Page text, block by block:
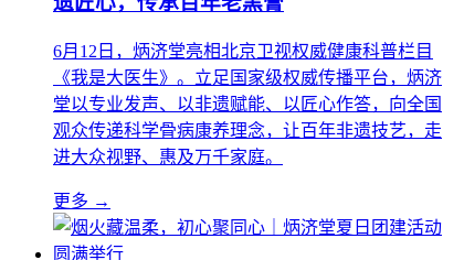
6月12日，炳济堂亮相北京卫视权威健康科普栏目
《我是大医生》。立足国家级权威传播平台，炳济
堂以专业发声、以非遗赋能、以匠心作答，向全国
观众传递科学骨病康养理念，让百年非遗技艺，走
进大众视野、惠及万千家庭。
更多 →